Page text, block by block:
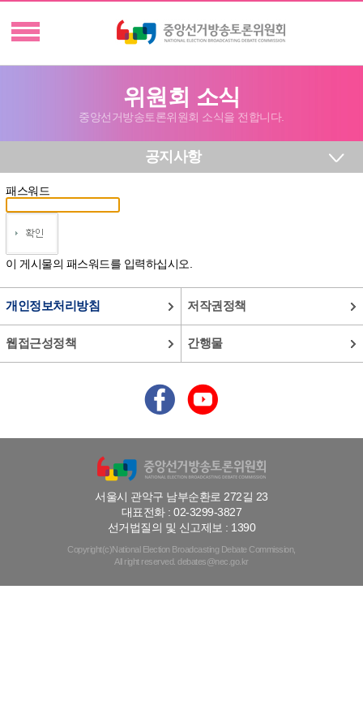
위원회 소식
중앙선거방송토론위원회 소식을 전합니다.
공지사항
패스워드
이 게시물의 패스워드를 입력하십시오.
개인정보처리방침 저작권정책
웹접근성정책 간행물
서울시 관악구 남부순환로 272길 23
대표전화 : 02-3299-3827
선거법질의 및 신고제보 : 1390
Copyright(c)National Election Broadcasting Debate Commission,
All right reserved. debates@nec.go.kr